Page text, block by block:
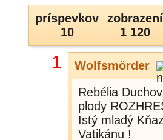
príspevkov
10
zobrazení
1 120
1 Wolfsmörder
Rebélia
plody
Istý mladý
Vatikánu !